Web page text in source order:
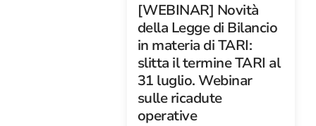
[WEBINAR] Novità
della Legge di Bilancio
in materia di TARI:
slitta il termine TARI al
31 luglio. Webinar
sulle ricadute
operative